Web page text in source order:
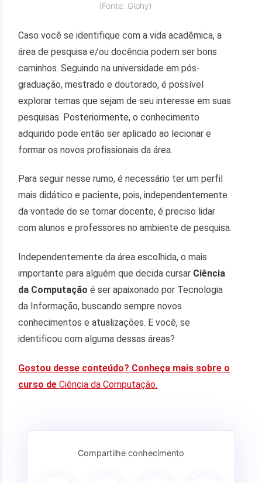
(Fonte: Giphy)
Caso você se identifique com a vida acadêmica, a
área de pesquisa e/ou docência podem ser bons
caminhos. Seguindo na universidade em pós-
graduação, mestrado e doutorado, é possível
explorar temas que sejam de seu interesse em suas
pesquisas. Posteriormente, o conhecimento
adquirido pode então ser aplicado ao lecionar e
formar os novos profissionais da área.
Para seguir nesse rumo, é necessário ter um perfil
mais didático e paciente, pois, independentemente
da vontade de se tornar docente, é preciso lidar
com alunos e professores no ambiente de pesquisa.
Independentemente da área escolhida, o mais
importante para alguém que decida cursar Ciência
da Computação é ser apaixonado por Tecnologia
da Informação, buscando sempre novos
conhecimentos e atualizações. E você, se
identificou com alguma dessas áreas?
Gostou desse conteúdo? Conheça mais sobre o
curso deCiência da Computação.
Compartilhe conhecimento